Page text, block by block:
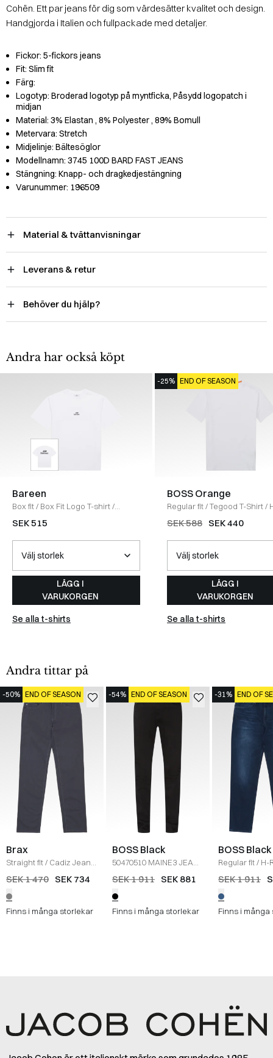
Cohën. Ett par jeans för dig som värdesätter kvalitet och design.
Handgjorda i Italien och fullpackade med detaljer.
Fickor: 5-fickors jeans
Fit: Slim fit
Färg:
Logotyp: Broderad logotyp på myntficka, Påsydd logopatch i
midjan
Material: 3% Elastan , 8% Polyester, 89% Bomull
Metervara: Stretch
Midjelinje: Bältesöglor
Modellnamn: 3745 100D BARD FAST JEANS
Stängning: Knapp- och dragkedjestängning
Varunummer: 196509
Material & tvättanvisningar
Leverans & retur
Behöver du hjälp?
Andra har också köpt
Bareen
Box fit/ Box Fit Logo T-shirt/
WHITE
SEK 515
LÄGG I
VARUKORGEN
Se alla t-shirts
-25% END OF SEASON
BOSS Orange
Regular fit/Tegood T-Shirt/
SEK 588 SEK 440
LÄGG I
VARUKORGEN
Se alla t-shirts
Andra tittar på
-50% END OF SEASON
Brax
Straight fit/ Cadiz Jeans
/ GRÅ
SEK 1 470 SEK 734
Finns i många storlekar
-54% END OF SEASON
BOSS Black
50470510 MAINE3 JEANS
/ SORT
SEK 1 911 SEK 881
Finns i många storlekar
-31% END OF
BOSS Black
Regular fit/ H-
Jeans
DENIM
SEK 1 911
Finns i